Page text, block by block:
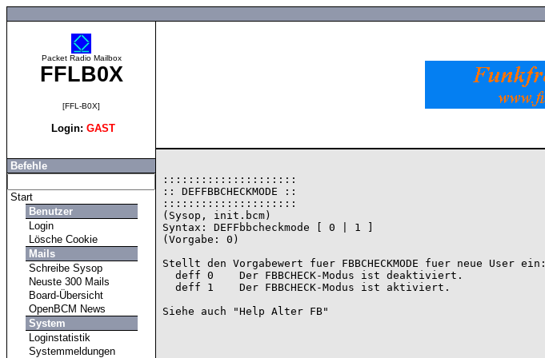
Packet Radio Mailbox
FFLB0X
[FFL-B0X]
Login: GAST
Befehle
Start
Benutzer
Login
Lösche Cookie
Mails
Schreibe Sysop
Neuste 300 Mails
Board-Übersicht
OpenBCM News
System
Loginstatistik
Systemmeldungen
:::::::::::::::::::::
:: DEFFBBCHECKMODE ::
:::::::::::::::::::::
(Sysop, init.bcm)
Syntax: DEFFbbcheckmode [ 0 | 1 ]
(Vorgabe: 0)
Stellt den Vorgabewert fuer FBBCHECKMODE fuer neue User ein: